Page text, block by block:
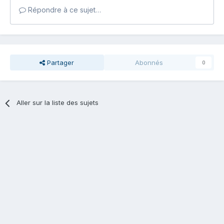
Répondre à ce sujet…
Partager Abonnés 0
Aller sur la liste des sujets